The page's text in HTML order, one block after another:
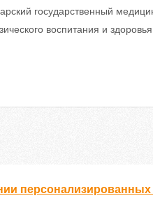
государственный
воспитания и здоровья